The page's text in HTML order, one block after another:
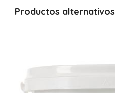
Productos alternativos